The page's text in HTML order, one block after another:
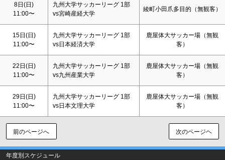
8日(日)
11:00〜
九州大学サッカーリーグ 1部
vs宮崎産経大学
綾町小田爪多目的（無観客）
15日(日)
11:00〜
九州大学サッカーリーグ 1部
vs日本経済大学
鹿屋体大サッカー場（無観
客）
22日(日)
11:00〜
九州大学サッカーリーグ 1部
vs九州産業大学
鹿屋体大サッカー場（無観
客）
29日(日)
11:00〜
九州大学サッカーリーグ 1部
vs日本文理大学
鹿屋体大サッカー場（無観
客）
前のページへ 次のページヘ
年度別スケジュール